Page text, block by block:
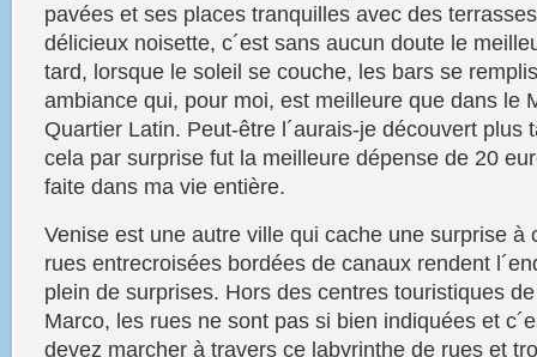
pavées et ses places tranquilles avec des
délicieux noisette, c´est sans aucun doute le
tard, lorsque le soleil se couche, les bars se
ambiance qui, pour moi, est meilleure que dans le
Quartier Latin. Peut-être l´aurais-je découvert plus
cela par surprise fut la meilleure dépense de 20
faite dans ma vie entière.
Venise est une autre ville qui cache une surprise à
rues entrecroisées bordées de canaux rendent
plein de surprises. Hors des centres touristiques
Marco, les rues ne sont pas si bien indiquées et
devez marcher à travers ce labyrinthe de rues et